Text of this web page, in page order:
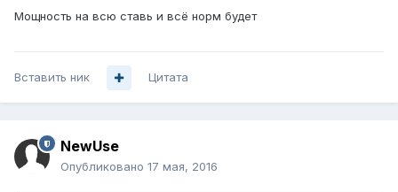
Мощность на всю ставь и всё норм будет
Вставить ник Цитата
NewUse
Опубликовано 17 мая, 2016